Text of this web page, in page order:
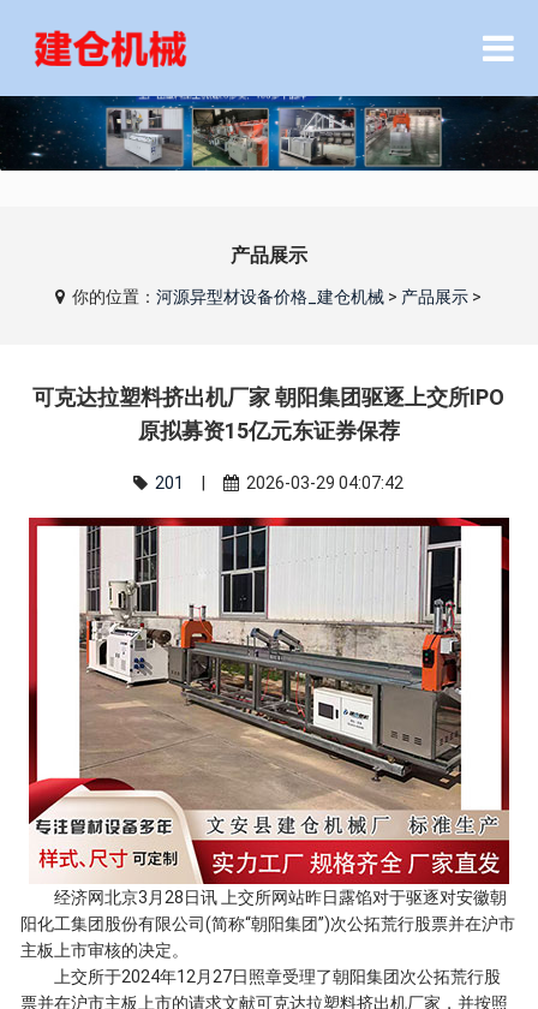
产品展示
你的位置：河源异型材设备价格_建仓机械 > 产品展示 >
可克达拉塑料挤出机厂家 朝阳集团驱逐上交所IPO
原拟募资15亿元东证券保荐
201 | 2026-03-29 04:07:42
经济网北京3月28日讯 上交所网站昨日露馅对于驱逐对安徽朝
阳化工集团股份有限公司(简称“朝阳集团”)次公拓荒行股票并在沪市
主板上市审核的决定。
上交所于2024年12月27日照章受理了朝阳集团次公拓荒行股
票并在沪市主板上市的请求文献可克达拉塑料挤出机厂家，并按照